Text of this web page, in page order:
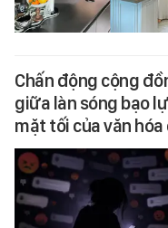
Chấn động cộng
giữa làn sóng bạo
mặt tối của văn